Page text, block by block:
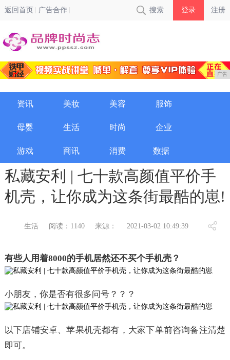
返回首页 广告合作 搜索 登录 注册
广告
资讯 美妆 美容 服饰
母婴 生活 时尚 企业
游戏 商讯 消费 数据
私藏安利 | 七十款高颜值平价手
机壳，让你成为这条街最酷的崽!
生活 阅读：1140 来源： 2021-03-02 10:49:39
有些人用着8000的手机居然还不买个手机壳？
小朋友，你是否有很多问号？？？
以下店铺安卓、苹果机壳都有，大家下单前咨询备注清楚
即可。